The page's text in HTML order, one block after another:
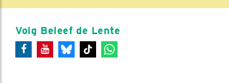
Volg Beleef de Lente